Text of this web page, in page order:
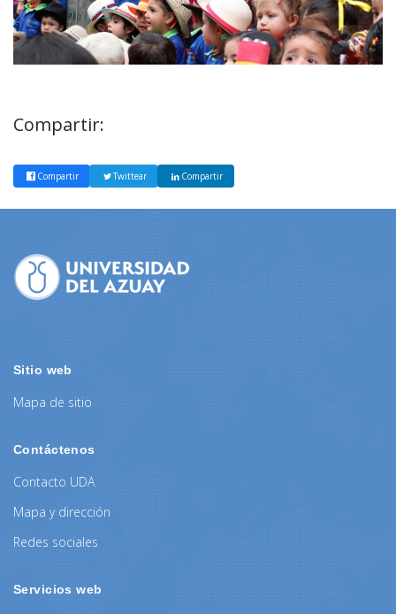
Compartir:
Compartir Twittear Compartir
Sitio web
Mapa de sitio
Contáctenos
Contacto UDA
Mapa y dirección
Redes sociales
Servicios web